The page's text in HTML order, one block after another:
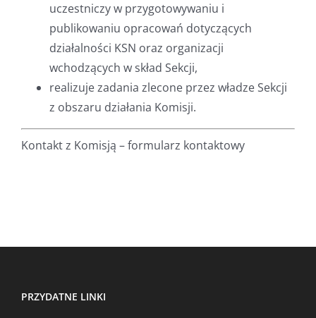
uczestniczy w przygotowywaniu i
publikowaniu opracowań dotyczących
działalności KSN oraz organizacji
wchodzących w skład Sekcji,
realizuje zadania zlecone przez władze Sekcji
z obszaru działania Komisji.
Kontakt z Komisją – formularz kontaktowy
PRZYDATNE LINKI